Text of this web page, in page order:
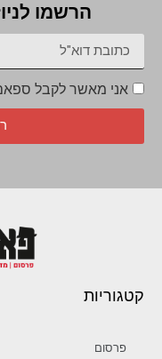
הרשמו
אני מאשר לקבל
קטגוריות
פרסום